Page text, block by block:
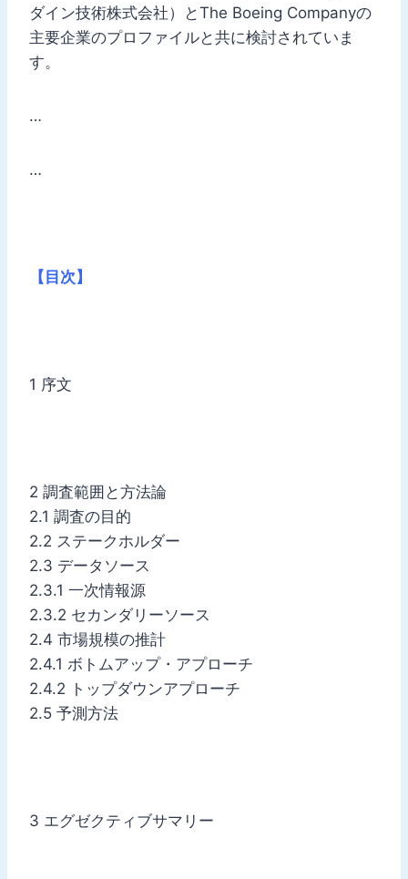
ダイン技術株式会社）とThe Boeing Companyの
主要企業のプロファイルと共に検討されていま
す。
…
…
【目次】
1 序文
2 調査範囲と方法論
2.1 調査の目的
2.2 ステークホルダー
2.3 データソース
2.3.1 一次情報源
2.3.2 セカンダリーソース
2.4 市場規模の推計
2.4.1 ボトムアップ・アプローチ
2.4.2 トップダウンアプローチ
2.5 予測方法
3 エグゼクティブサマリー